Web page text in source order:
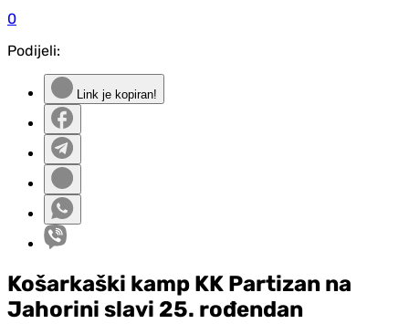
0
Podijeli:
Link je kopiran!
Košarkaški kamp KK Partizan na
Jahorini slavi 25. rođendan